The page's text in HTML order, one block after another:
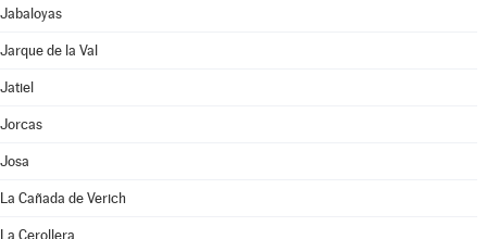
Jabaloyas
Jarque de la Val
Jatiel
Jorcas
Josa
La Cañada de Verich
La Cerollera